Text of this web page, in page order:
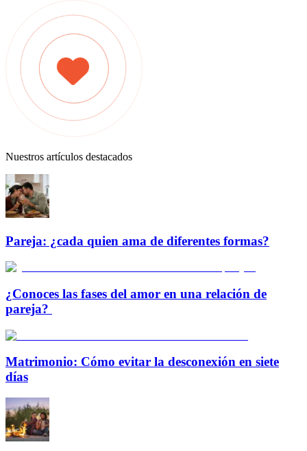
Nuestros artículos destacados
Pareja: ¿cada quien ama de diferentes formas?
¿Conoces las fases del amor en una relación de
pareja?
Matrimonio: Cómo evitar la desconexión en siete
días